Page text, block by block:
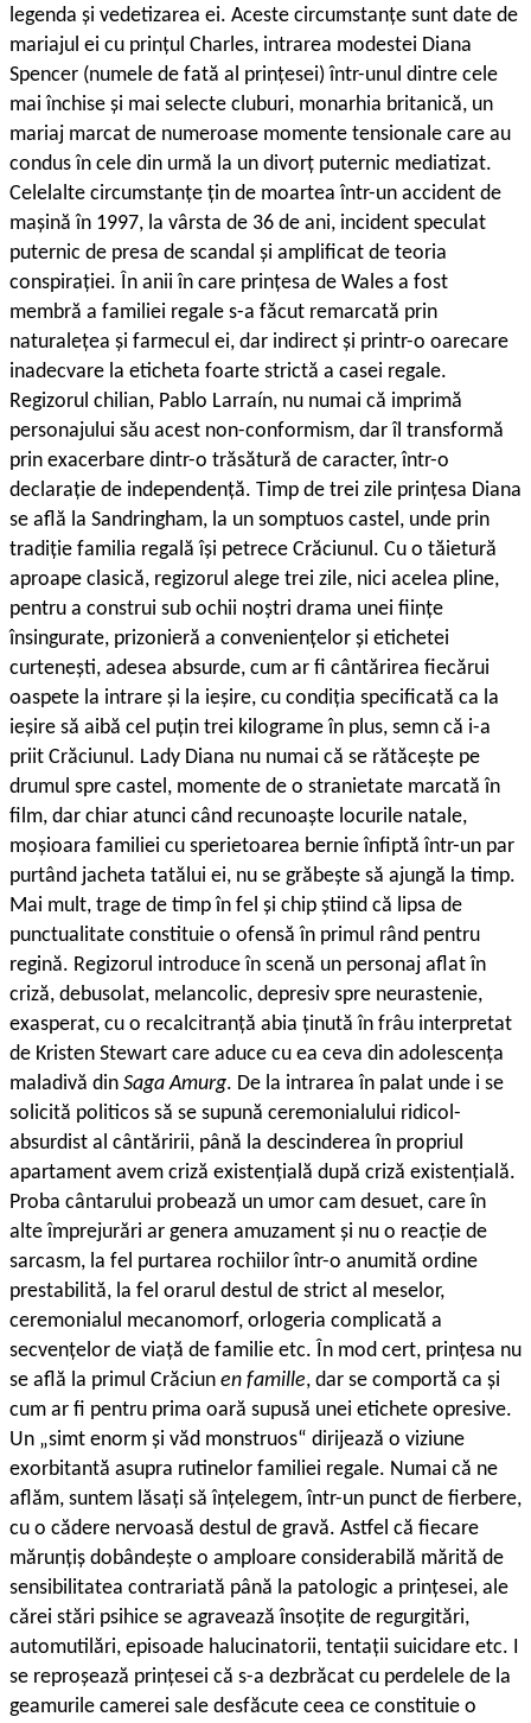
legenda și vedetizarea ei. Aceste circumstanțe sunt date de
mariajul ei cu prințul Charles, intrarea modestei Diana
Spencer (numele de fată al prințesei) într-unul dintre cele
mai închise și mai selecte cluburi, monarhia britanică, un
mariaj marcat de numeroase momente tensionale care au
condus în cele din urmă la un divorț puternic mediatizat.
Celelalte circumstanțe țin de moartea într-un accident de
mașină în 1997, la vârsta de 36 de ani, incident speculat
puternic de presa de scandal și amplificat de teoria
conspirației. În anii în care prințesa de Wales a fost
membră a familiei regale s-a făcut remarcată prin
naturalețea și farmecul ei, dar indirect și printr-o oarecare
inadecvare la eticheta foarte strictă a casei regale.
Regizorul chilian, Pablo Larraín, nu numai că imprimă
personajului său acest non-conformism, dar îl transformă
prin exacerbare dintr-o trăsătură de caracter, într-o
declarație de independență. Timp de trei zile prințesa Diana
se află la Sandringham, la un somptuos castel, unde prin
tradiție familia regală își petrece Crăciunul. Cu o tăietură
aproape clasică, regizorul alege trei zile, nici acelea pline,
pentru a construi sub ochii noștri drama unei ființe
însingurate, prizonieră a conveniențelor și etichetei
curtenești, adesea absurde, cum ar fi cântărirea fiecărui
oaspete la intrare și la ieșire, cu condiția specificată ca la
ieșire să aibă cel puțin trei kilograme în plus, semn că i-a
priit Crăciunul. Lady Diana nu numai că se rătăcește pe
drumul spre castel, momente de o stranietate marcată în
film, dar chiar atunci când recunoaște locurile natale,
moșioara familiei cu sperietoarea bernie înfiptă într-un par
purtând jacheta tatălui ei, nu se grăbește să ajungă la timp.
Mai mult, trage de timp în fel și chip știind că lipsa de
punctualitate constituie o ofensă în primul rând pentru
regină. Regizorul introduce în scenă un personaj aflat în
criză, debusolat, melancolic, depresiv spre neurastenie,
exasperat, cu o recalcitranță abia ținută în frâu interpretat
de Kristen Stewart care aduce cu ea ceva din adolescența
maladivă din Saga Amurg. De la intrarea în palat unde i se
solicită politicos să se supună ceremonialului ridicol-
absurdist al cântăririi, până la descinderea în propriul
apartament avem criză existențială după criză existențială.
Proba cântarului probează un umor cam desuet, care în
alte împrejurări ar genera amuzament și nu o reacție de
sarcasm, la fel purtarea rochiilor într-o anumită ordine
prestabilită, la fel orarul destul de strict al meselor,
ceremonialul mecanomorf, orlogeria complicată a
secvențelor de viață de familie etc. În mod cert, prințesa nu
se află la primul Crăciun en famille, dar se comportă ca și
cum ar fi pentru prima oară supusă unei etichete opresive.
Un „simt enorm și văd monstruos“ dirijează o viziune
exorbitantă asupra rutinelor familiei regale. Numai că ne
aflăm, suntem lăsați să înțelegem, într-un punct de fierbere,
cu o cădere nervoasă destul de gravă. Astfel că fiecare
mărunțiș dobândește o amploare considerabilă mărită de
sensibilitatea contrariată până la patologic a prințesei, ale
cărei stări psihice se agravează însoțite de regurgitări,
automutilări, episoade halucinatorii, tentații suicidare etc. I
se reproșează prințesei că s-a dezbrăcat cu perdelele de la
geamurile camerei sale desfăcute ceea ce constituie o